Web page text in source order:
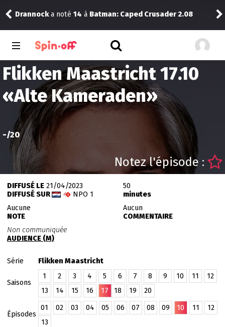
Drannocka noté 14 à Batman: Caped Crusader 2.08
Flikken Maastricht 17.10
«Alte Kameraden»
-/20
Notez l'épisode :
DIFFUSÉ LE21/04/2023
DIFFUSÉ SUR
NPO 1
50
minutes
Aucune
NOTE
Aucun
COMMENTAIRE
Non communiquée
AUDIENCE (M)
Série Flikken Maastricht
Saisons
1 2 3 4 5 6 7 8 9 10 11
12
13
14 15 16 17 18 19 20
Épisodes
01 02 03 04 05 06 07 08 09 10 11
12
13